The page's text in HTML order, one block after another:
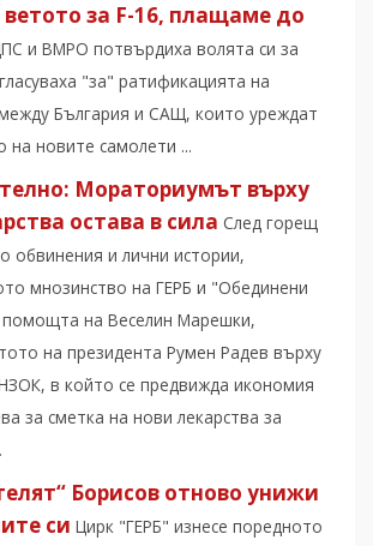
за F-16, плащаме до
и ВМРО потвърдиха волята си за
"за" ратификацията на
България и САЩ, които уреждат
на новите самолети ...
Мораториумът върху
остава в сила След горещ
обвинения и лични истории,
мнозинство на ГЕРБ и "Обединени
помощта на Веселин Марешки,
на президента Румен Радев върху
в който се предвижда икономия
за сметка на нови лекарства за
Борисов отново унижи
си Цирк "ГЕРБ" изнесе поредното